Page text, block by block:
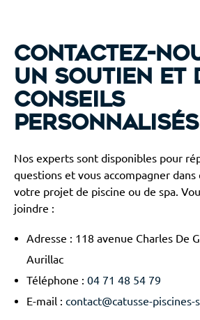
Contactez-
un soutien et
conseils
personnalisés
Nos experts sont disponibles pour
questions et vous accompagner dans
votre projet de piscine ou de spa.
joindre :
Adresse : 118 avenue Charles De
Aurillac
Téléphone : 04 71 48 54 79
E-mail : contact@catusse-piscines-